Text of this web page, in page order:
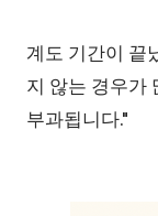
계도 기간이 끝
지 않는 경우가
부과됩니다."